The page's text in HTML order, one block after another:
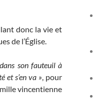
donc la vie et
de l’Église.
son fauteuil à
et s’en va », pour
vincentienne